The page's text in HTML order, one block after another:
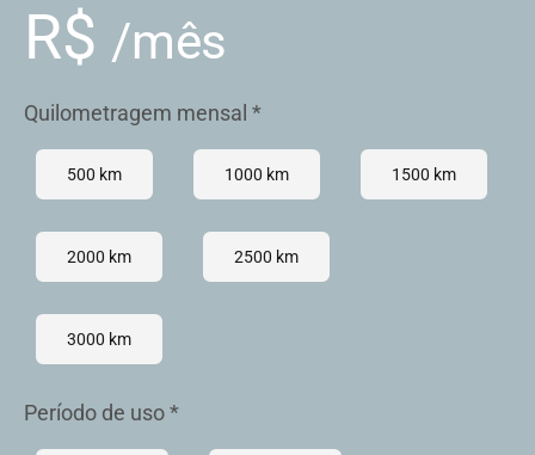
R$ /mês
Quilometragem mensal *
500 km 1000 km 1500 km
2000 km 2500 km
3000 km
Período de uso *